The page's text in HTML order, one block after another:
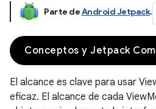
Parte deAndroid Jetpack.
El alcance es clave para usar
eficaz. El alcance de cada